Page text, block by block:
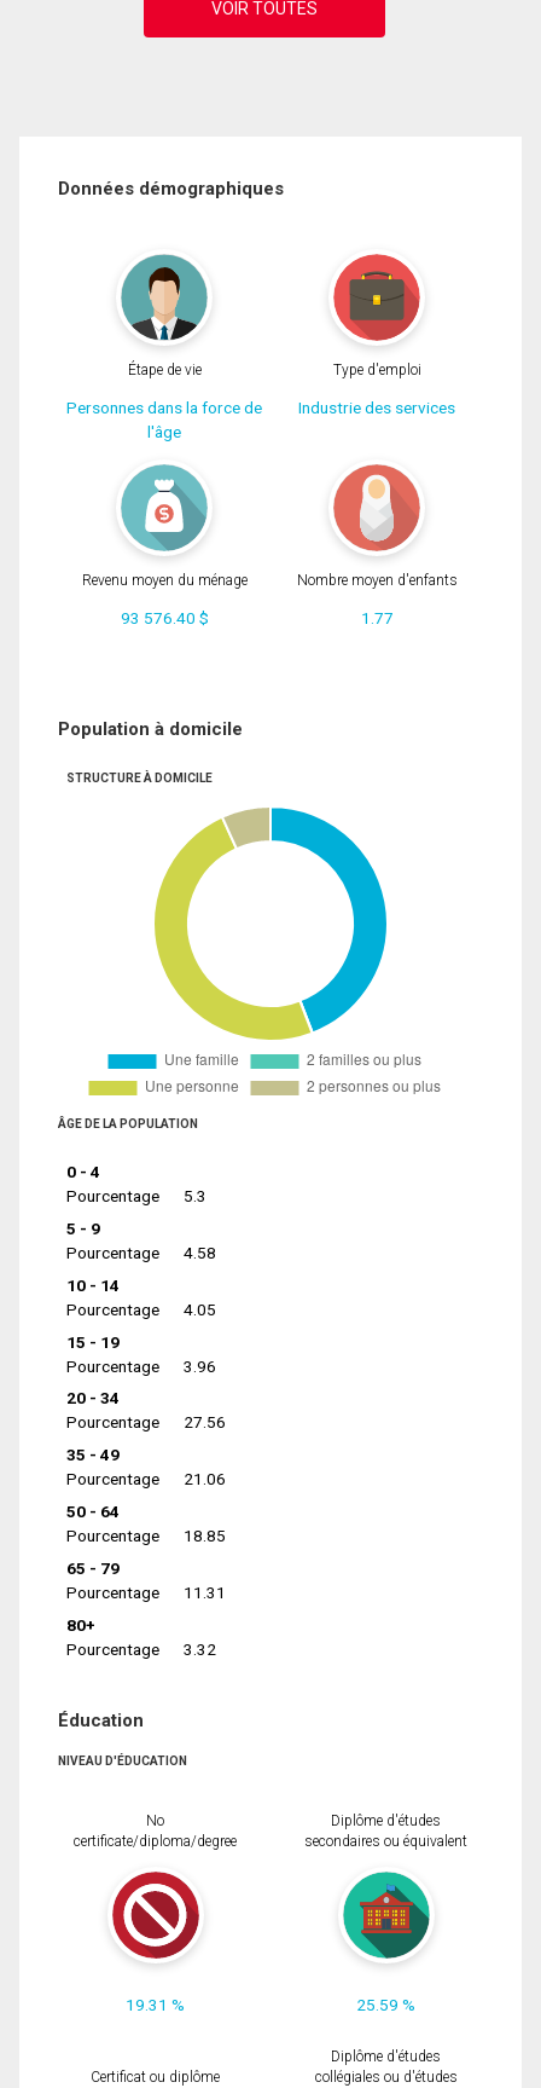
Données démographiques
Étape de vie
Personnes dans la force de
l'âge
Type d'emploi
Industrie des services
Revenu moyen du ménage
93 576.40 $
Nombre moyen d'enfants
1.77
Population à domicile
STRUCTURE À DOMICILE
ÂGE DE LA POPULATION
0 - 4
Pourcentage
5.3
5 - 9
Pourcentage
4.58
10 - 14
Pourcentage
4.05
15 - 19
Pourcentage
3.96
20 - 34
Pourcentage
27.56
35 - 49
Pourcentage
21.06
50 - 64
Pourcentage
18.85
65 - 79
Pourcentage
11.31
80+
Pourcentage
3.32
Éducation
NIVEAU D'ÉDUCATION
No
certificate/diploma/degree
19.31 %
Diplôme d'études
secondaires ou équivalent
25.59 %
Certificat ou diplôme
Diplôme d'études
collégiales ou d'études